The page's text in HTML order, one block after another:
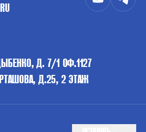
Д. 7/1 ОФ.1127
Д.25, 2 ЭТАЖ